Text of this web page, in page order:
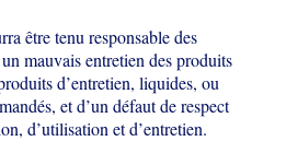
être tenu responsable des
unmauvais entretien des produits
d’entretien,liquides, ou
et d’un défaut de respect
d’utilisation et d’entretien.